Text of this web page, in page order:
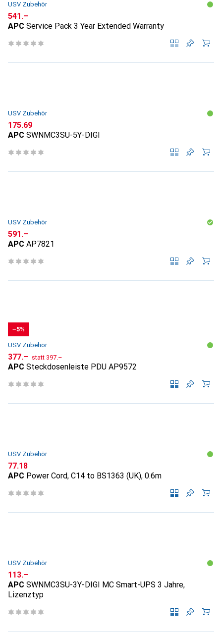
USV Zubehör
CHF
541.–
APC Service Pack 3 Year Extended Warranty
USV Zubehör
CHF
175.69
APC SWNMC3SU-5Y-DIGI
USV Zubehör
CHF
591.–
APC AP7821
−5%
USV Zubehör
CHF
377.– statt CHF
397.–
APC Steckdosenleiste PDU AP9572
USV Zubehör
CHF
77.18
APC Power Cord, C14 to BS1363 (UK), 0.6m
USV Zubehör
CHF
113.–
APC SWNMC3SU-3Y-DIGI MC Smart-UPS 3 Jahre,
Lizenztyp